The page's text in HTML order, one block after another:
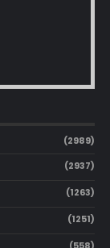
(2989)
(2937)
(1263)
(1251)